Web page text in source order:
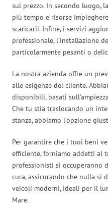
sul prezzo. In secondo luogo,
più tempo e risorse
scaricarli. Infine, i servizi
professionale, l’installazione
particolarmente pesanti o
La nostra azienda offre un
alle esigenze del cliente.
disponibili, basati
Che tu stia traslocando un
stanza, abbiamo l’opzione
Per garantire che i tuoi beni
efficiente, forniamo addetti al
professionisti si occuperanno
cura, assicurando che nulla si
veicoli moderni, ideali per il
Mare.